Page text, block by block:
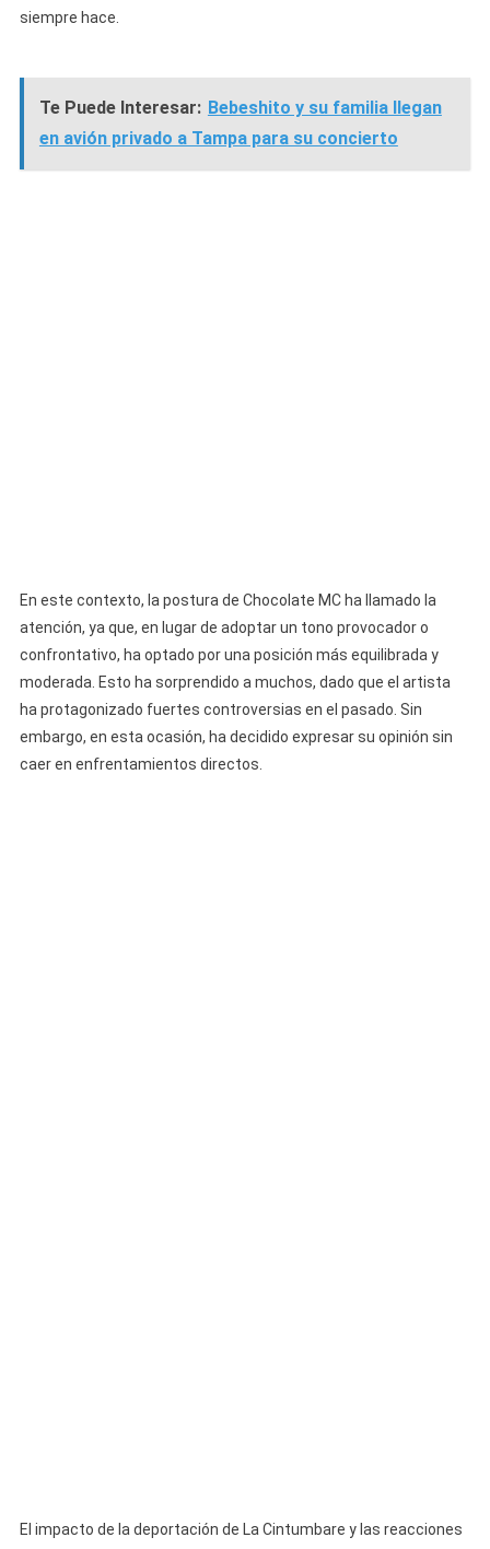
siempre hace.
Te Puede Interesar: Bebeshito y su familia llegan
en avión privado a Tampa para su concierto
En este contexto, la postura de Chocolate MC ha llamado la
atención, ya que, en lugar de adoptar un tono provocador o
confrontativo, ha optado por una posición más equilibrada y
moderada. Esto ha sorprendido a muchos, dado que el artista
ha protagonizado fuertes controversias en el pasado. Sin
embargo, en esta ocasión, ha decidido expresar su opinión sin
caer en enfrentamientos directos.
El impacto de la deportación de La Cintumbare y las reacciones